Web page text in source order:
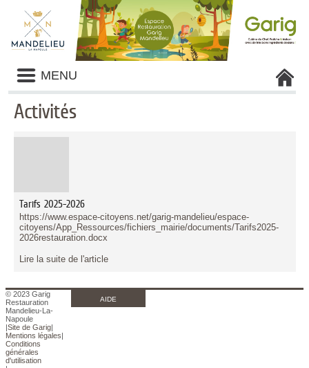
Liste
des
avertissements
MENU
Activités
Tarifs 2025-2026
https://www.espace-citoyens.net/garig-mandelieu/espace-
citoyens/App_Ressources/fichiers_mairie/documents/Tarifs2025-
2026restauration.docx
Lire la suite de l'article
© 2023 Garig
Restauration
Mandelieu-La-
Napoule
|Site de Garig|
Mentions légales|
Conditions
générales
d'utilisation
AIDE